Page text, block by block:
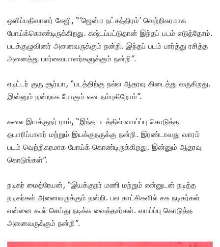
ஒளிப்பதிவாளர் கேஜி, “’ஜென்ம நட்சத்திரம்’ வெற்றிகரமாக
போய்க்கொண்டிருக்கிறது. கஷ்டப்பட்டுதான் இந்தப் படம் எடுத்தோம்.
படக்குழுவினர் அனைவருக்கும் நன்றி. இந்தப் படம் பார்த்து ரசித்த
அனைத்து பார்வையாளர்களுக்கும் நன்றி”.
எடிட்டர் குரு சூர்யா, “படத்திற்கு நல்ல ஆதரவு கிடைத்து வருகிறது.
இன்னும் நன்றாக போகும் என நம்புகிறோம்”.
கலை இயக்குநர் ராம், “இந்த படத்தில் வாய்ப்பு கொடுத்த
தயாரிப்பாளர் மற்றும் இயக்குநருக்கு நன்றி. இரண்டாவது வாரம்
படம் வெற்றிகரமாக போய்க் கொண்டிருக்கிறது. இன்னும் ஆதரவு
கொடுங்கள்”.
நடிகர் மைத்ரேயன், “இயக்குநர் மணி மற்றும் என்னுடன் நடித்த
நடிகர்கள் அனைவருக்கும் நன்றி. பல காட்சிகளில் சக நடிகர்கள்
என்னை கூல் செய்து நடிக்க வைத்தார்கள். வாய்ப்பு கொடுத்த
அனைவருக்கும் நன்றி”.